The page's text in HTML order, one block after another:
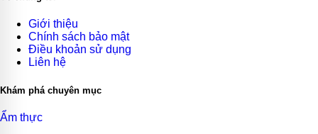
Giới thiệu
Chính sách bảo mật
Điều khoản sử dụng
Liên hệ
Khám phá chuyên mục
Ẩm thực